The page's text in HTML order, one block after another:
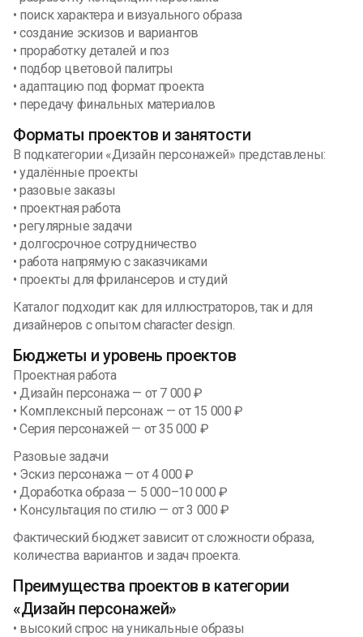
• поиск характера и визуального образа
• создание эскизов и вариантов
• проработку деталей и поз
• подбор цветовой палитры
• адаптацию под формат проекта
• передачу финальных материалов
Форматы проектов и занятости
В подкатегории «Дизайн персонажей» представлены:
• удалённые проекты
• разовые заказы
• проектная работа
• регулярные задачи
• долгосрочное сотрудничество
• работа напрямую с заказчиками
• проекты для фрилансеров и студий
Каталог подходит как для иллюстраторов, так и для
дизайнеров с опытом character design.
Бюджеты и уровень проектов
Проектная работа
• Дизайн персонажа — от 7 000 ₽
• Комплексный персонаж — от 15 000 ₽
• Серия персонажей — от 35 000 ₽
Разовые задачи
• Эскиз персонажа — от 4 000 ₽
• Доработка образа — 5 000–10 000 ₽
• Консультация по стилю — от 3 000 ₽
Фактический бюджет зависит от сложности образа,
количества вариантов и задач проекта.
Преимущества проектов в категории
«Дизайн персонажей»
• высокий спрос на уникальные образы